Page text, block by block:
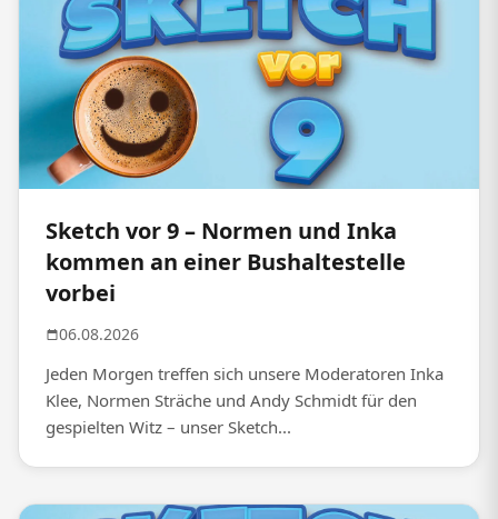
Sketch vor 9 – Normen und Inka
kommen an einer Bushaltestelle
vorbei
06.08.2026
Jeden Morgen treffen sich unsere Moderatoren Inka
Klee, Normen Sträche und Andy Schmidt für den
gespielten Witz – unser Sketch...